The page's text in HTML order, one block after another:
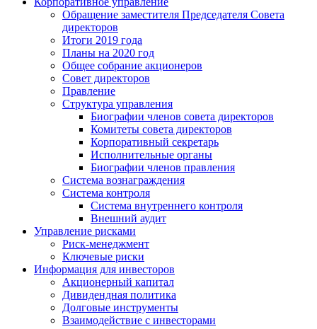
Обращение заместителя Председателя Совета
директоров
Итоги 2019 года
Планы на 2020 год
Общее собрание акционеров
Совет директоров
Правление
Структура управления
Биографии членов совета директоров
Комитеты совета директоров
Корпоративный секретарь
Исполнительные органы
Биографии членов правления
Система вознаграждения
Система контроля
Система внутреннего контроля
Внешний аудит
Управление рисками
Риск-менеджмент
Ключевые риски
Информация для инвесторов
Акционерный капитал
Дивидендная политика
Долговые инструменты
Взаимодействие с инвеcторами